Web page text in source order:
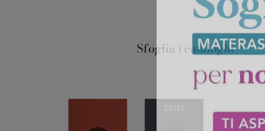
Sfoglia i cataloghi